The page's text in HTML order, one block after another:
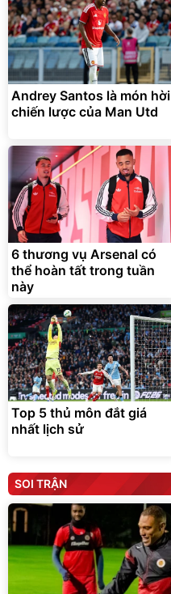
Andrey Santos là món hời
chiến lược của Man Utd
6 thương vụ Arsenal có
thể hoàn tất trong tuần
này
Top 5 thủ môn đắt giá
nhất lịch sử
SOI TRẬN